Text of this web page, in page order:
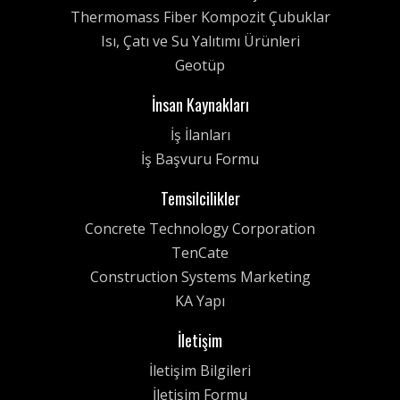
Duvarlar ile alakalı Sunum
Sedat Ariman, Isi Yalitimli Tasiyici Çift
Duvarlar ile insaat metotlarini ve
malzemelerini Insaat Mühendisleri
Odasi, Karaköy Subesinde bir sunum ile
anlatti...
Thermomass Fiber Kompozit Çubuklar
Isı, Çatı ve Su Yalıtımı Ürünleri
Geotüp
İnsan Kaynakları
İş İlanları
İş Başvuru Formu
Temsilcilikler
Concrete Technology Corporation
TenCate
Construction Systems Marketing
KA Yapı
İletişim
İletişim Bilgileri
İletişim Formu